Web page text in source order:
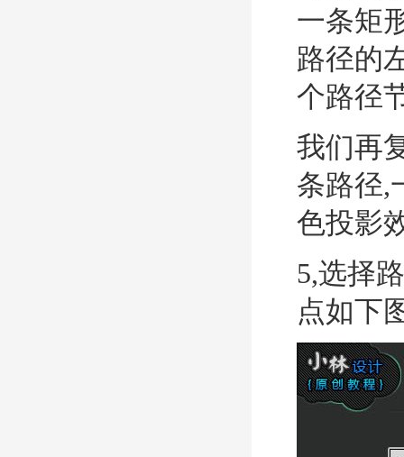
一条矩
路径的
个路径
我们再
条路径,
色投影
5,选择
点如下